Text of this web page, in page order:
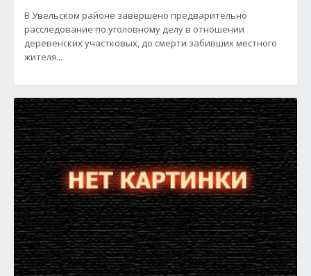
В Увельском районе завершено предварительно
расследование по уголовному делу в отношении
деревенских участковых, до смерти забивших местного
жителя...